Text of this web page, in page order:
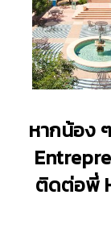
หากน้อง
ติดต่อพี่